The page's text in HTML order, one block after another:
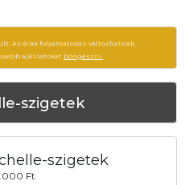
Az árak folyamatosan változhatnak,
ajánlatokat böngészni.
szigetek
szigetek
Ft